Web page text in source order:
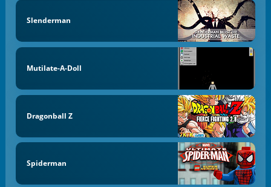
Slenderman
Mutilate-A-Doll
Dragonball Z
Spiderman